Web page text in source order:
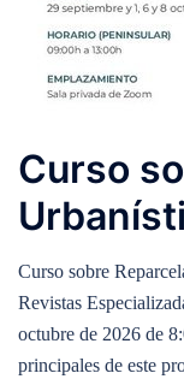
Curso
Curso sobre
Revistas
octubre de 2026 de
principales de este